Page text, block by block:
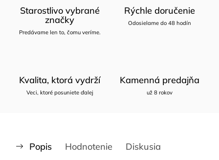
Starostlivo vybrané
značky
Predávame len to, čomu veríme.
Rýchle doručenie
Odosielame do 48 hodín
Kvalita, ktorá vydrží
Veci, ktoré posuniete ďalej
Kamenná predajňa
už 8 rokov
Popis Hodnotenie Diskusia